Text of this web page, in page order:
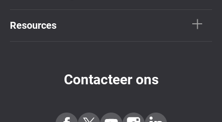
Resources
Contacteer ons